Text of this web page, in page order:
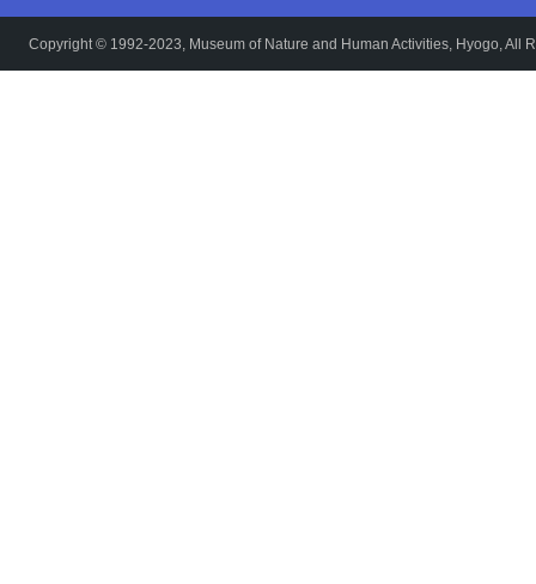
Copyright © 1992-2023, Museum of Nature and Human Activities, Hyogo, All